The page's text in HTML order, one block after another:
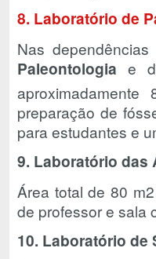
8. Laboratório de
Nas
Paleontologia e
aproximadamente
preparação de
para estudantes e
9. Laboratório das
Área total de 80
de professor e sala
10. Laboratório de